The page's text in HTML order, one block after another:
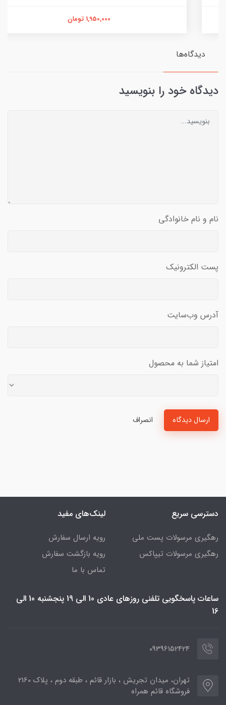
1,950,000 تومان
دیدگاه‌ها
دیدگاه خود را بنویسید
نام و نام خانوادگی
پست الکترونیک
آدرس وب‌سایت
امتیاز شما به محصول
ارسال دیدگاه انصراف
دسترسی سریع
رهگیری مرسولات پست ملی
رهگیری مرسولات تیپاکس
لینک‌های مفید
رویه ارسال سفارش
رویه بازگشت سفارش
تماس با ما
ساعات پاسخگویی تلفنی روزهای عادی 10 الی 19 پنجشنبه 10 الی
16
09396152424
تهران، میدان تجریش ، بازار قائم ، طبقه دوم ، پلاک 2160
فروشگاه قائم همراه